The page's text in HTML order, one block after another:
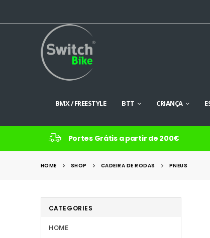
BMX / FREESTYLE BTT CRIANÇA
Portes Grátis a partir de 200€
HOME SHOP CADEIRA DE RODAS PNEUS
CATEGORIES
HOME